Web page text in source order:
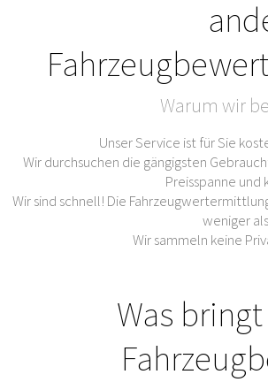
Warum wir
Unser Service ist für Sie
Wir durchsuchen die gängigsten
Preisspanne
Wir sind schnell! Die
weniger
Wir sammeln keine
Was